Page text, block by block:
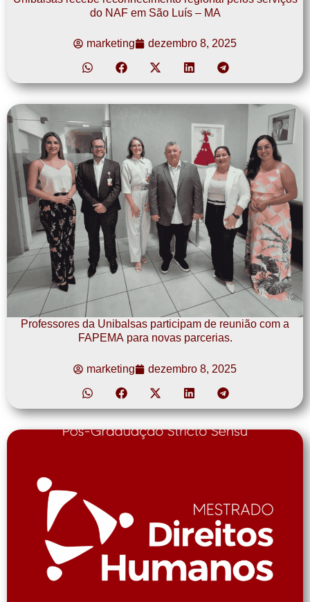
do NAF em São Luís – MA
marketing dezembro 8, 2025
Professores da Unibalsas participam de reunião com a
FAPEMA para novas parcerias.
marketing dezembro 8, 2025